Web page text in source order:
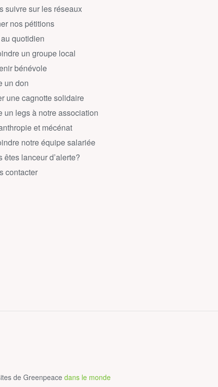
suivre sur les réseaux
nos pétitions
quotidien
un groupe local
bénévole
un don
une cagnotte solidaire
un legs à notre association
et mécénat
notre équipe salariée
êtes lanceur d’alerte?
contacter
de Greenpeace dans le monde